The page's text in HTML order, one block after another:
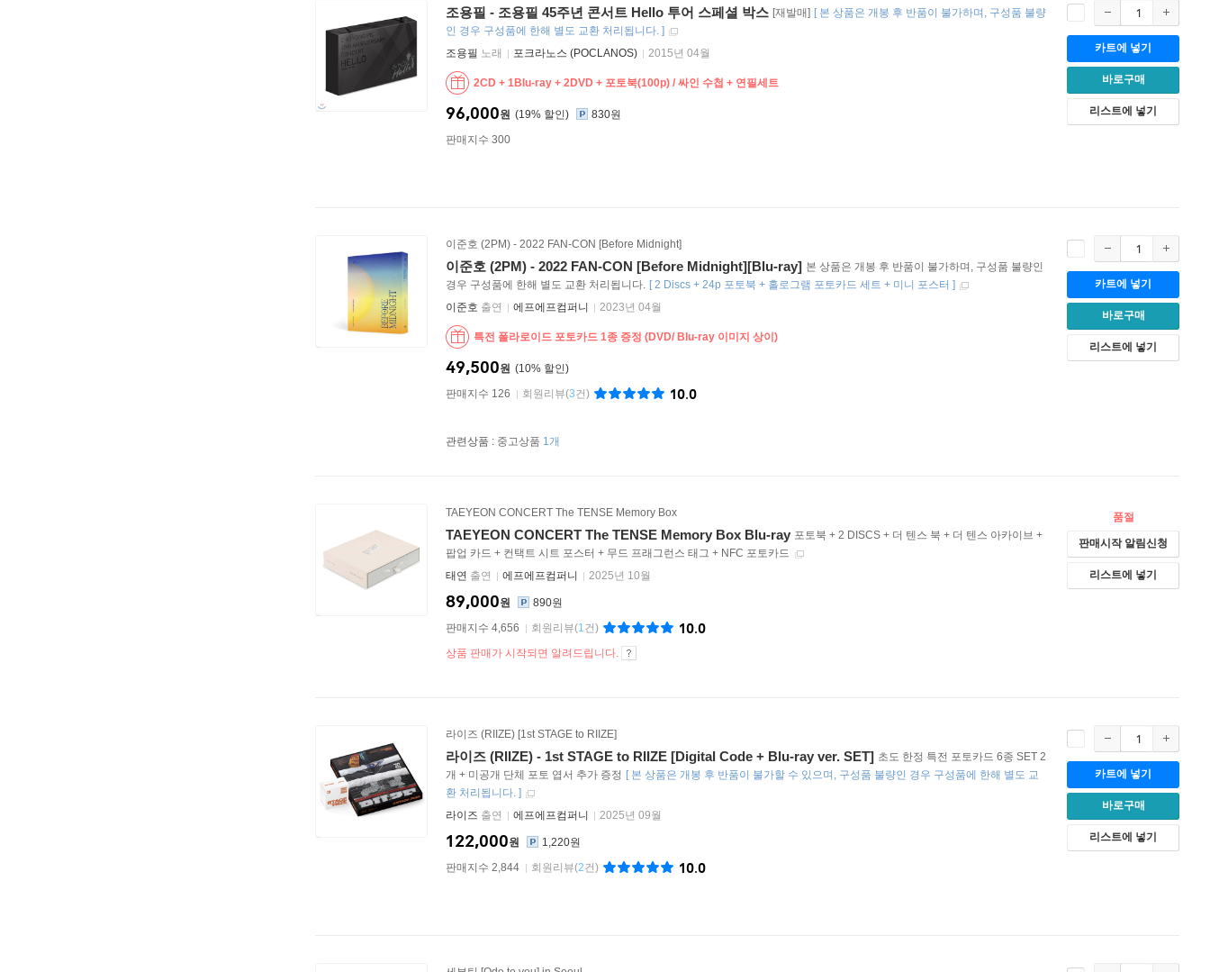
조용필 - 조용필 45주년 콘서트 Hello 투어 스페셜 박스 [재발매] [ 본 상품은 개봉 후 반품이 불가하며
구성품 불량
인 경우 구성품에 한해 별도 교환 처리됩니다. ]
조용필 노래 포크라노스 (POCLANOS) 2015년 04월
2CD + 1Blu-ray + 2DVD + 포토북(100p) / 싸인 수첩 + 연필세트
19%
96,000원
830원
판매지수 300
카트에 넣기
바로구매
리스트에 넣기
이준호 (2PM) - 2022 FAN-CON [Before Midnight]
이준호 (2PM) - 2022 FAN-CON [Before Midnight][Blu-ray] 본 상품은 개봉 후 반품이 불가하며, 구성품 불량인
경우 구성품에 한해 별도 교환 처리됩니다. [2 Discs + 24p 포토북 + 홀로그램 포토카드 세트 + 미니 포스터 ]
이준호 출연 에프에프컴퍼니 2023년 04월
특전 폴라로이드 포토카드 1종 증정 (DVD/ Blu-ray 이미지 상이)
10%
49,500원
판매지수 126
회원리뷰(3건) 10.0
관련상품 : 중고상품 1개
카트에 넣기
바로구매
리스트에 넣기
TAEYEON CONCERT The TENSE Memory Box
TAEYEON CONCERT The TENSE Memory Box Blu-ray 포토북 + 2 DISCS + 더 텐스 북 + 더 텐스 아카이브 +
팝업 카드 + 컨택트 시트 포스터 + 무드 프래그런스 태그 + NFC 포토카드
태연 출연 에프에프컴퍼니 2025년 10월
89,000원
890원
판매지수 4,656
회원리뷰(1건) 10.0
상품 판매가 시작되면 알려드립니다.
품절
판매시작 알림신청
리스트에 넣기
라이즈 (RIIZE) [1st STAGE to RIIZE]
라이즈 (RIIZE) - 1st STAGE to RIIZE [Digital Code + Blu-ray ver. SET] 초도 한정 특전 포토카드 6종 SET 2
개 + 미공개 단체 포토 엽서 추가 증정 [ 본 상품은 개봉 후 반품이 불가할 수 있으며
구성품 불량인 경우 구성품에 한해 별도 교
환 처리됩니다. ]
라이즈 출연 에프에프컴퍼니 2025년 09월
122,000원
1,220원
판매지수 2,844
회원리뷰(2건) 10.0
카트에 넣기
바로구매
리스트에 넣기